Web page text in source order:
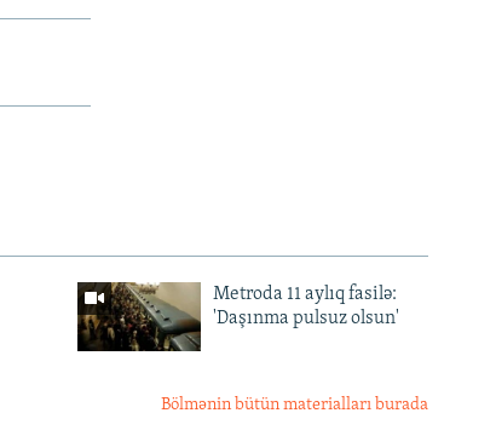
Metroda 11 aylıq fasilə:
'Daşınma pulsuz olsun'
Bölmənin bütün materialları burada